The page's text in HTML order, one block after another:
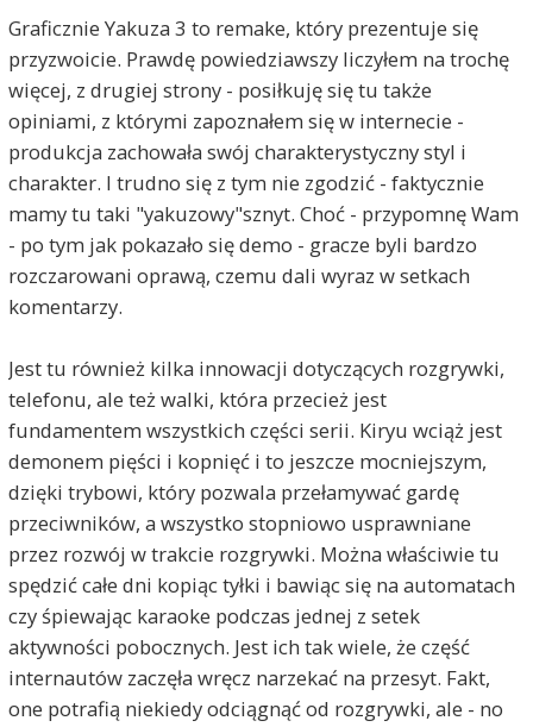
Graficznie Yakuza 3 to remake, który prezentuje się
przyzwoicie. Prawdę powiedziawszy liczyłem na trochę
więcej, z drugiej strony - posiłkuję się tu także
opiniami, z którymi zapoznałem się w internecie -
produkcja zachowała swój charakterystyczny styl i
charakter. I trudno się z tym nie zgodzić - faktycznie
mamy tu taki "yakuzowy"sznyt. Choć - przypomnę Wam
- po tym jak pokazało się demo - gracze byli bardzo
rozczarowani oprawą, czemu dali wyraz w setkach
komentarzy.
Jest tu również kilka innowacji dotyczących rozgrywki,
telefonu, ale też walki, która przecież jest
fundamentem wszystkich części serii. Kiryu wciąż jest
demonem pięści i kopnięć i to jeszcze mocniejszym,
dzięki trybowi, który pozwala przełamywać gardę
przeciwników, a wszystko stopniowo usprawniane
przez rozwój w trakcie rozgrywki. Można właściwie tu
spędzić całe dni kopiąc tyłki i bawiąc się na automatach
czy śpiewając karaoke podczas jednej z setek
aktywności pobocznych. Jest ich tak wiele, że część
internautów zaczęła wręcz narzekać na przesyt. Fakt,
one potrafią niekiedy odciągnąć od rozgrywki, ale - no